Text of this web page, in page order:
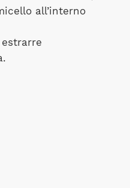
all’interno
estrarre